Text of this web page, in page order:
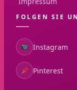
FOLGEN SIE
Instagram
Pinterest